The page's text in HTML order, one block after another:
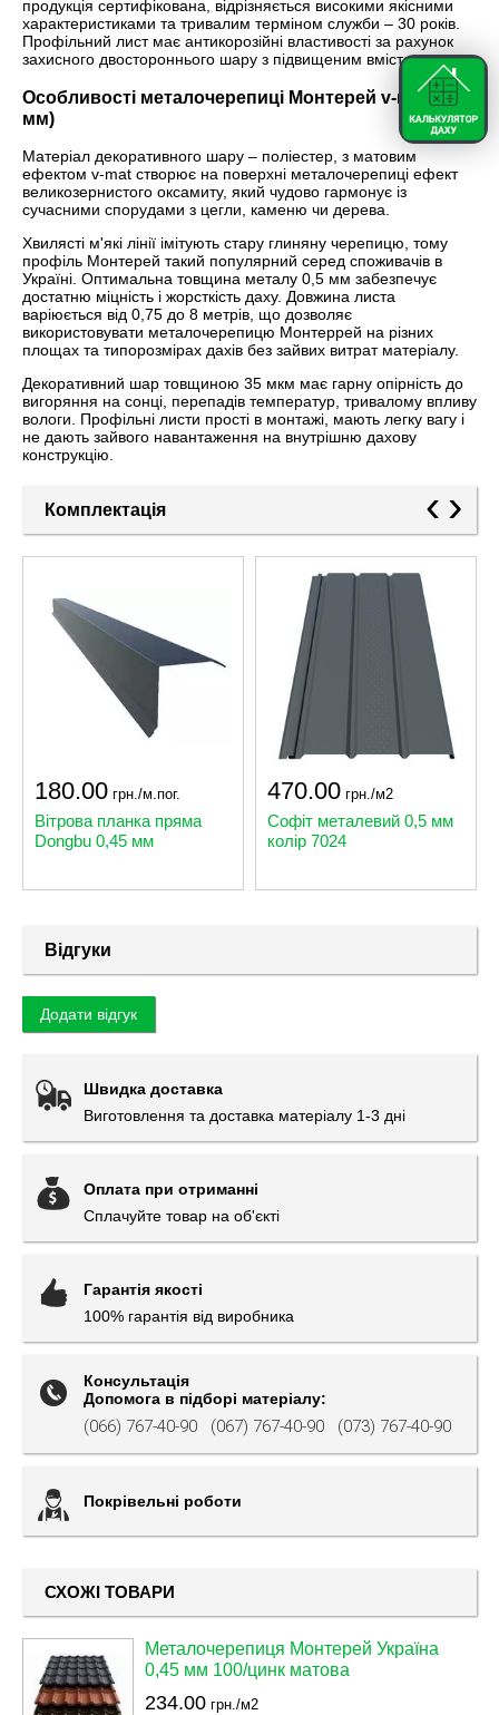
продукція сертифікована, відрізняється високими якісними
характеристиками та тривалим терміном служби – 30 років.
Профільний лист має антикорозійні властивості за рахунок
захисного двостороннього шару з підвищеним вмістом цинку.
Особливості металочерепиці Монтерей v-mat (0,5
мм)
Матеріал декоративного шару – поліестер, з матовим
ефектом v-mat створює на поверхні металочерепиці ефект
великозернистого оксамиту, який чудово гармонує із
сучасними спорудами з цегли, каменю чи дерева.
Хвилясті м'які лінії імітують стару глиняну черепицю, тому
профіль Монтерей такий популярний серед споживачів в
Україні. Оптимальна товщина металу 0,5 мм забезпечує
достатню міцність і жорсткість даху. Довжина листа
варіюється від 0,75 до 8 метрів, що дозволяє
використовувати металочерепицю Монтеррей на різних
площах та типорозмірах дахів без зайвих витрат матеріалу.
Декоративний шар товщиною 35 мкм має гарну опірність до
вигоряння на сонці, перепадів температур, тривалому впливу
вологи. Профільні листи прості в монтажі, мають легку вагу і
не дають зайвого навантаження на внутрішню дахову
конструкцію.
Комплектація ‹ ›
180.00 грн./м.пог.
Вітрова планка пряма
Dongbu 0,45 мм
470.00 грн./м2
Софіт металевий 0,5 мм
колір 7024
Відгуки
Додати відгук
Швидка доставка
Виготовлення та доставка матеріалу 1-3 дні
Оплата при отриманні
Сплачуйте товар на об'єкті
Гарантія якості
100% гарантія від виробника
Консультація
Допомога в підборі матеріалу:
(066) 767-40-90 (067) 767-40-90 (073) 767-40-90
Покрівельні роботи
СХОЖІ ТОВАРИ
Металочерепиця Монтерей Україна
0,45 мм 100/цинк матова
234.00 грн./м2